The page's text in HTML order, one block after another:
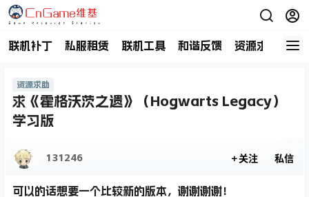
联机补丁 私服租赁 联机工具 和谐反馈 资源求助 商
资源求助
求《霍格沃茨之遗》（Hogwarts Legacy）
学习版
131246 关注 私信
可以的话想要一个比较新的版本，谢谢谢谢！